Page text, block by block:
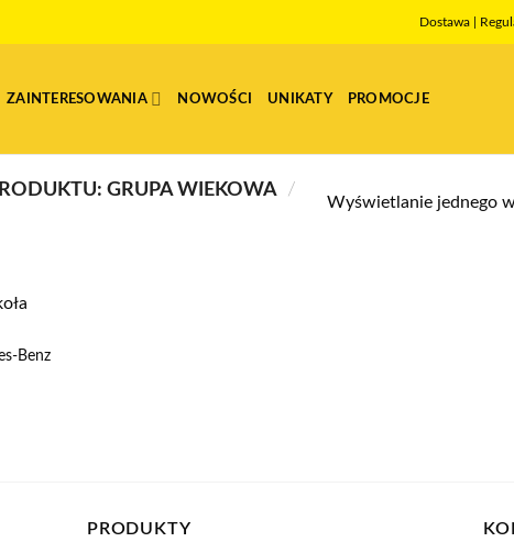
Dostawa
ZAINTERESOWANIA NOWOŚCI UNIKATY PROMOCJE
GRUPA WIEKOWA /
Wyświetlanie jednego
Benz
PRODUKTY